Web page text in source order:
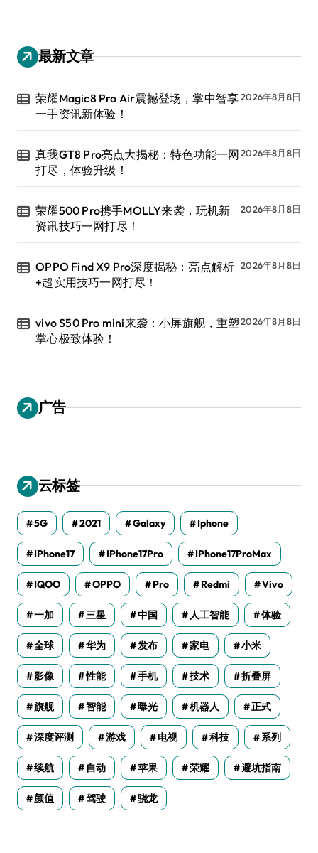
最新文章
荣耀Magic8 Pro Air震撼登场，掌中智享
一手资讯新体验！
2026年8月8日
真我GT8 Pro亮点大揭秘：特色功能一网
打尽，体验升级！
2026年8月8日
荣耀500 Pro携手MOLLY来袭，玩机新
资讯技巧一网打尽！
2026年8月8日
OPPO Find X9 Pro深度揭秘：亮点解析
+超实用技巧一网打尽！
2026年8月8日
vivo S50 Pro mini来袭：小屏旗舰，重塑
掌心极致体验！
2026年8月8日
广告
云标签
5G 2021 Galaxy Iphone
IPhone17 IPhone17Pro IPhone17ProMax
IQOO OPPO Pro Redmi Vivo
一加 三星 中国 人工智能 体验
全球 华为 发布 家电 小米
影像 性能 手机 技术 折叠屏
旗舰 智能 曝光 机器人 正式
深度评测 游戏 电视 科技 系列
续航 自动 苹果 荣耀 避坑指南
颜值 驾驶 骁龙